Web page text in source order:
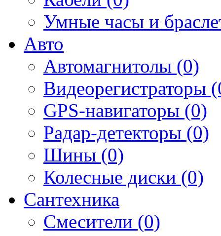
Умные часы и
Авто
Автомагнитолы (0)
Видеорегистраторы
GPS-навигаторы (0)
Радар-детекторы (0)
Шины (0)
Колесные диски (0)
Сантехника
Смесители (0)